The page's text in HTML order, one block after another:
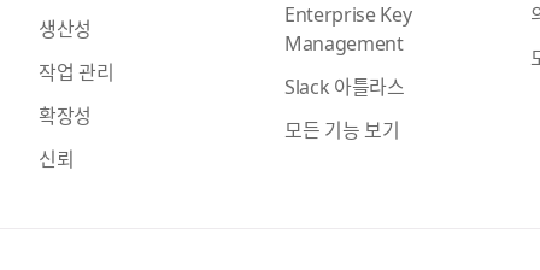
생산성
작업 관리
확장성
신뢰
Enterprise Key
Management
Slack 아틀라스
모든 기능 보기